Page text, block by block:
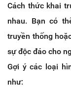
Cách thức khai
nhau. Bạn có
truyền thống
sự độc đáo cho
Gợi ý các loại
như: